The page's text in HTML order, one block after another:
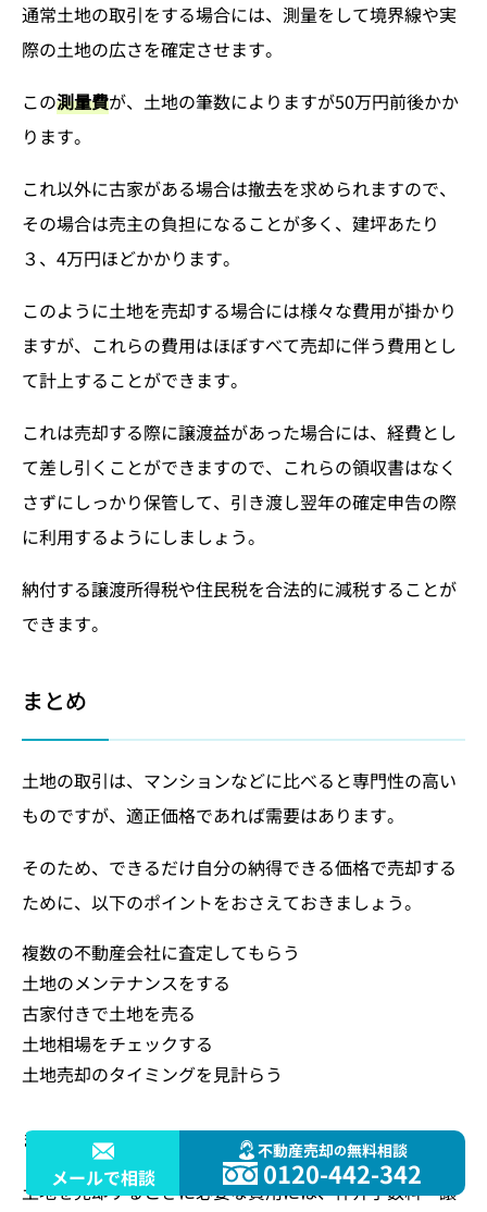
通常土地の取引をする場合には、測量をして境界線や実
際の土地の広さを確定させます。
この測量費が、土地の筆数によりますが50万円前後かか
ります。
これ以外に古家がある場合は撤去を求められますので、
その場合は売主の負担になることが多く、建坪あたり
３、4万円ほどかかります。
このように土地を売却する場合には様々な費用が掛かり
ますが、これらの費用はほぼすべて売却に伴う費用とし
て計上することができます。
これは売却する際に譲渡益があった場合には、経費とし
て差し引くことができますので、これらの領収書はなく
さずにしっかり保管して、引き渡し翌年の確定申告の際
に利用するようにしましょう。
納付する譲渡所得税や住民税を合法的に減税することが
できます。
まとめ
土地の取引は、マンションなどに比べると専門性の高い
ものですが、適正価格であれば需要はあります。
そのため、できるだけ自分の納得できる価格で売却する
ために、以下のポイントをおさえておきましょう。
複数の不動産会社に査定してもらう
土地のメンテナンスをする
古家付きで土地を売る
土地相場をチェックする
土地売却のタイミングを見計らう
また、土地の売却には必要な書類が多くあります。
土地を売却するときに必要な費用には、仲介手数料・譲
メールで相談
不動産売却の無料相談
0120-442-342